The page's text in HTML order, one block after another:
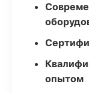
опытом